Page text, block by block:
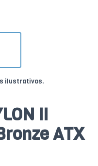
ilustrativos.
II
ATX